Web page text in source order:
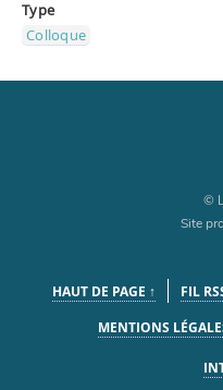
Type
Colloque
©
Site
HAUT DE PAGE ↑ FIL
MENTIONS